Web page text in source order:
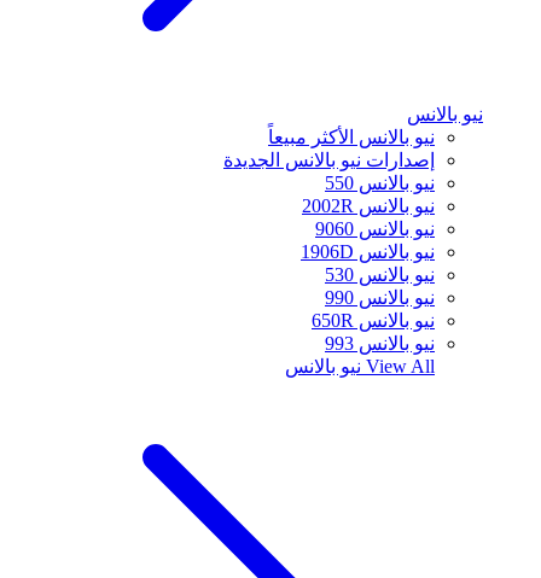
نيو بالانس
نيو بالانس الأكثر مبيعاً
إصدارات نيو بالانس الجديدة
نيو بالانس 550
نيو بالانس 2002R
نيو بالانس 9060
نيو بالانس 1906D
نيو بالانس 530
نيو بالانس 990
نيو بالانس 650R
نيو بالانس 993
View All نيو بالانس